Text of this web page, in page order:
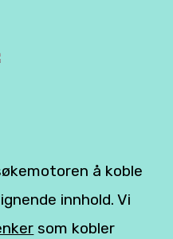
å koble
innhold. Vi
som kobler